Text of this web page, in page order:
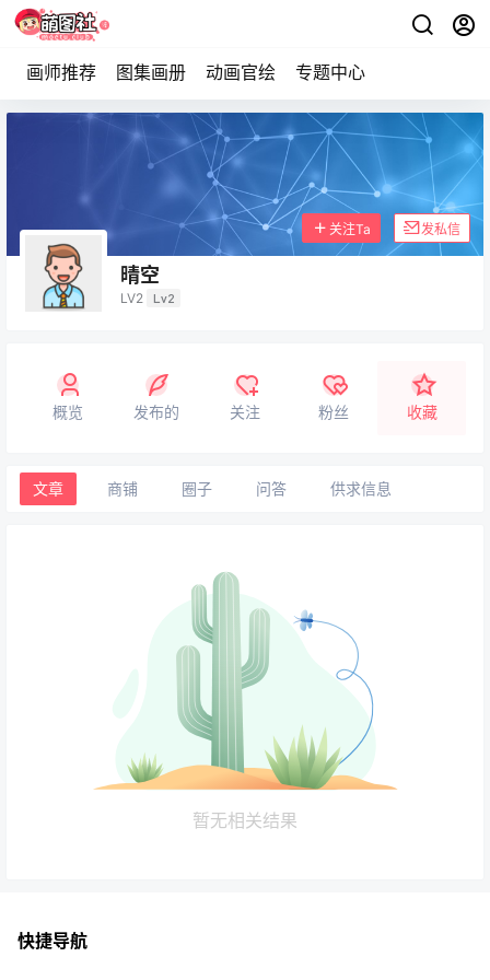
画师推荐 图集画册 动画官绘 专题中心
晴空
LV2 Lv2
关注Ta 发私信
概览 发布的 关注 粉丝 收藏
文章 商铺 圈子 问答 供求信息
暂无相关结果
快捷导航